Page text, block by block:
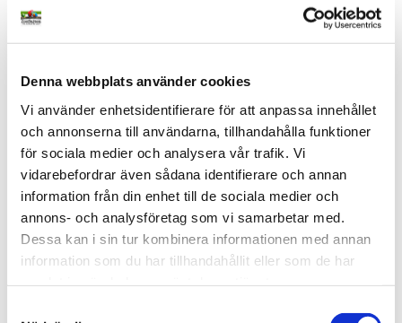
Denna webbplats använder cookies
Vi använder enhetsidentifierare för att anpassa innehållet
och annonserna till användarna, tillhandahålla funktioner
för sociala medier och analysera vår trafik. Vi
vidarebefordrar även sådana identifierare och annan
information från din enhet till de sociala medier och
annons- och analysföretag som vi samarbetar med.
Dessa kan i sin tur kombinera informationen med annan
information som du har tillhandahållit eller som de har
parakiter.
149
i lager
är ett komplett helfoder med
189kr
i lager
Andra tittade också på
22% Lägg till i favoriter